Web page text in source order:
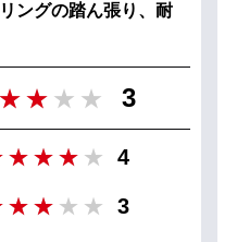
ングの踏ん張り、耐
3
4
3